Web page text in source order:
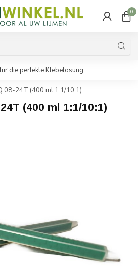
0
die perfekte Klebelösung.
08-24T (400 ml 1:1/10:1)
(400 ml 1:1/10:1)